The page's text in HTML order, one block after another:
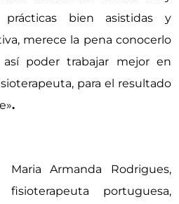
bien asistidas y
merece la pena conocerlo
así poder trabajar mejor en
para el resultado
.
Maria Armanda Rodrigues,
fisioterapeuta portuguesa,